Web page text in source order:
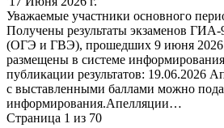
Уважаемые участники основного
Получены результаты экзаменов ГИА-
(ОГЭ и ГВЭ), прошедших 9 июня 2026
размещены в системе
публикации результатов: 19.06.2026
с выставленными баллами можно
информирования.Апелляции…
Страница 1 из 70